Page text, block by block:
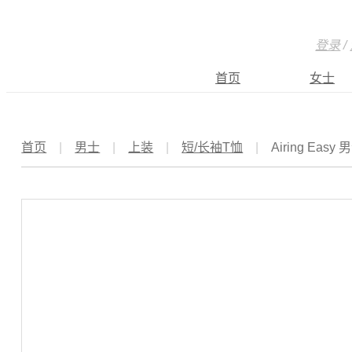
登录/
首页 女士
首页 男士 上装 短/长袖T恤 Airing Easy